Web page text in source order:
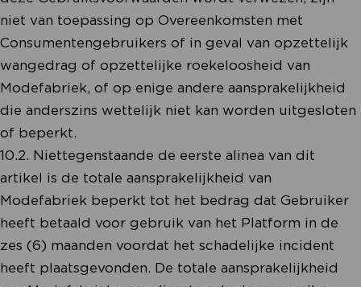
niet van toepassing op Overeenkomsten met
Consumentengebruikers of in geval van opzettelijk
wangedrag of opzettelijke roekeloosheid van
Modefabriek, of op enige andere aansprakelijkheid
die anderszins wettelijk niet kan worden uitgesloten
of beperkt.
10.2. Niettegenstaande de eerste alinea van dit
artikel is de totale aansprakelijkheid van
Modefabriek beperkt tot het bedrag dat Gebruiker
heeft betaald voor gebruik van het Platform in de
zes (6) maanden voordat het schadelijke incident
heeft plaatsgevonden. De totale aansprakelijkheid